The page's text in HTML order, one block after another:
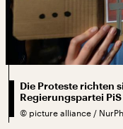
Die Proteste richten
Regierungspartei
© picture alliance /